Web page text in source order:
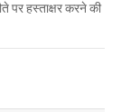
पर हस्ताक्षर करने की